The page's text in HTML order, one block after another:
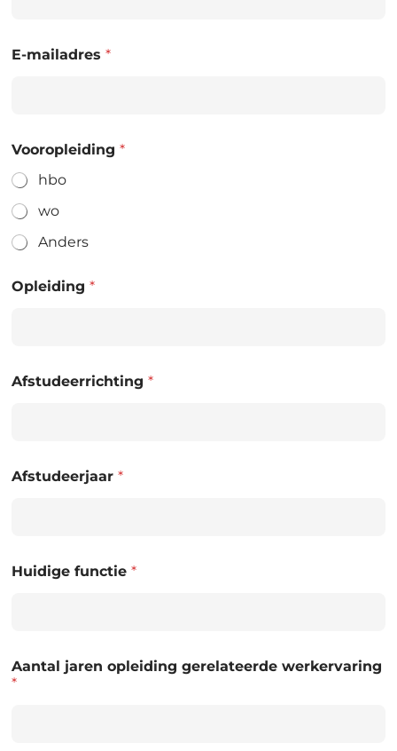
E-mailadres *
Vooropleiding *
hbo
wo
Anders
Opleiding *
Afstudeerrichting *
Afstudeerjaar *
Huidige functie *
Aantal jaren opleiding gerelateerde werkervaring
*